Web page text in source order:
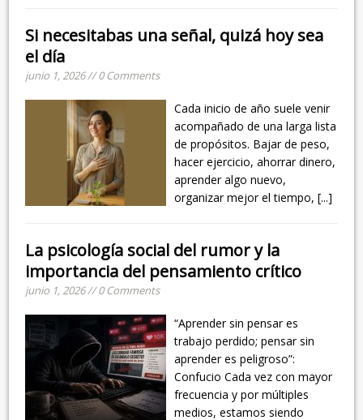
Si necesitabas una señal, quizá hoy sea
el día
junio 1, 2026 // 0 Comments
Cada inicio de año suele venir
acompañado de una larga lista
de propósitos. Bajar de peso,
hacer ejercicio, ahorrar dinero,
aprender algo nuevo,
organizar mejor el tiempo,[...]
La psicología social del rumor y la
importancia del pensamiento crítico
junio 1, 2026 // 0 Comments
“Aprender sin pensar es
trabajo perdido; pensar sin
aprender es peligroso”:
Confucio Cada vez con mayor
frecuencia y por múltiples
medios, estamos siendo